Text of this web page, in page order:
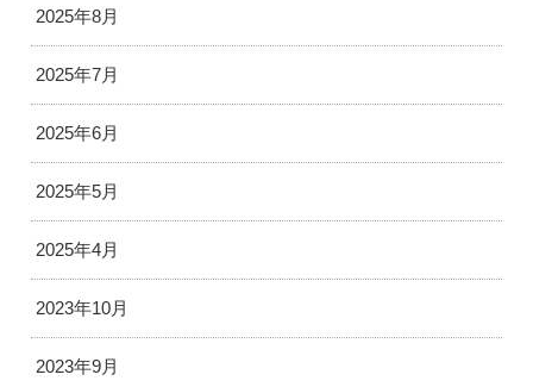
2025年8月
2025年7月
2025年6月
2025年5月
2025年4月
2023年10月
2023年9月